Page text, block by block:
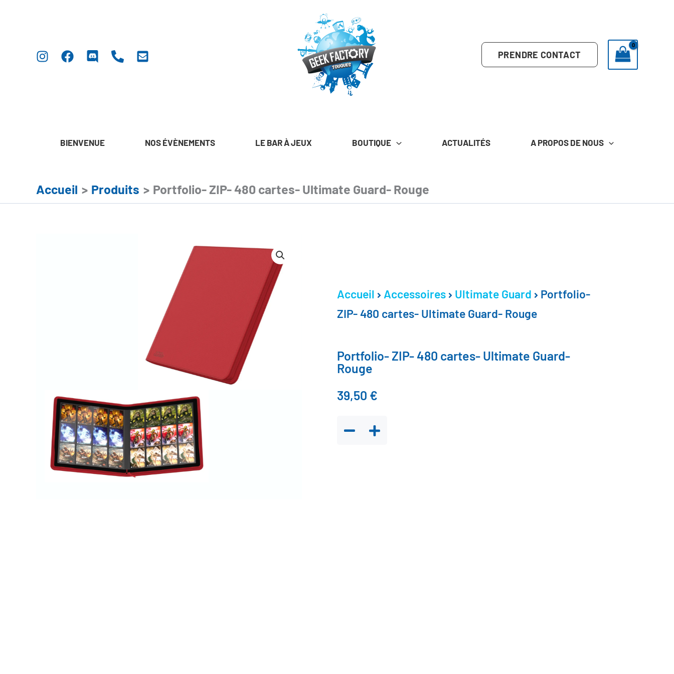
contenu
PRENDRE CONTACT
BIENVENUE NOS ÉVÈNEMENTS LE BAR À JEUX BOUTIQUE ACTUALITÉS A PROPOS DE NOUS
Accueil Produits Portfolio- ZIP- 480 cartes- Ultimate Guard- Rouge
Accueil Accessoires Ultimate Guard
Portfolio-
ZIP- 480 cartes- Ultimate Guard- Rouge
Portfolio- ZIP- 480 cartes- Ultimate Guard-
Rouge
39,50 €